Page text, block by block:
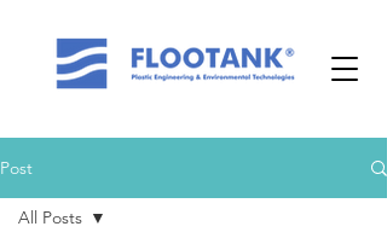
Post
All Posts